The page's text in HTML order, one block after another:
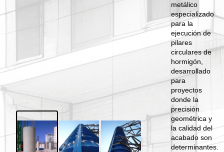
metálico
especializado
para la
ejecución de
pilares
circulares de
hormigón,
desarrollado
para
proyectos
donde la
precisión
geométrica y
la calidad del
acabado son
determinantes.